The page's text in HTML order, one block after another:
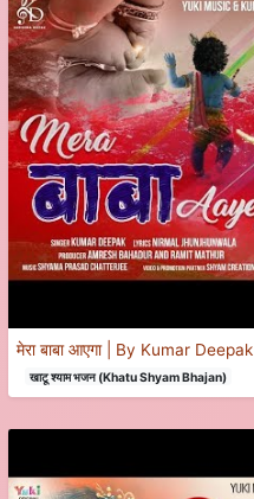
मेरा बाबा आएगा | By Kumar Deepak
खाटू श्याम भजन (Khatu Shyam Bhajan)